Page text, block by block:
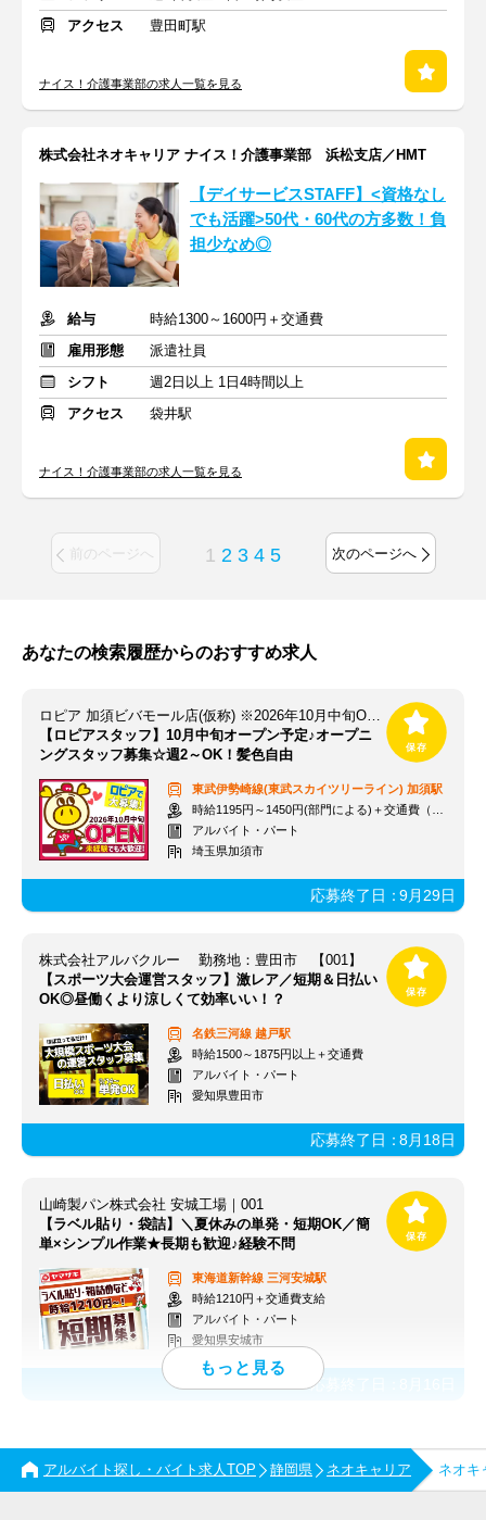
アクセス
豊田町駅
ナイス！介護事業部の求人一覧を見る
株式会社ネオキャリア ナイス！介護事業部 浜松支店／HMT
【デイサービスSTAFF】<資格なし
でも活躍>50代・60代の方多数！負
担少なめ◎
給与
時給1300～1600円＋交通費
雇用形態
派遣社員
シフト
週2日以上 1日4時間以上
アクセス
袋井駅
ナイス！介護事業部の求人一覧を見る
前のページへ 1 2 3 4 5 次のページへ
あなたの検索履歴からのおすすめ求人
ロピア 加須ビバモール店(仮称) ※2026年10月中旬OPEN予定
【ロピアスタッフ】10月中旬オープン予定♪オープニ
ングスタッフ募集☆週2～OK！髪色自由
東武伊勢崎線(東武スカイツリーライン) 加須駅
時給1195円～1450円(部門による)＋交通費（社内規定）
アルバイト・パート
埼玉県加須市
応募終了日：9月29日
株式会社アルバクルー 勤務地：豊田市 【001】
【スポーツ大会運営スタッフ】激レア／短期＆日払い
OK◎昼働くより涼しくて効率いい！？
名鉄三河線 越戸駅
時給1500～1875円以上＋交通費
アルバイト・パート
愛知県豊田市
応募終了日：8月18日
山崎製パン株式会社 安城工場｜001
【ラベル貼り・袋詰】＼夏休みの単発・短期OK／簡
単×シンプル作業★長期も歓迎♪経験不問
東海道新幹線 三河安城駅
時給1210円＋交通費支給
アルバイト・パート
愛知県安城市
応募終了日：
アルバイト探し・バイト求人TOP 静岡県 ネオキャリア ネオキ